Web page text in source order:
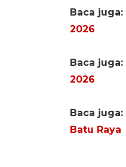
Baca juga:
2026
Baca juga:
2026
Baca juga:
Batu Raya